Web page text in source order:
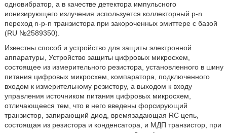
одновибратор, а в качестве детектора импульсного
ионизирующего излучения используется коллекторный р-n
переход n-p-n транзистора при закороченных эмиттере с базой
(RU №2589350).
Известны способ и устройство для защиты электронной
аппаратуры, Устройство защиты цифровых микросхем,
состоящее из измерительного резистора, установленного в шину
питания цифровых микросхем, компаратора, подключенного
входом к измерительному резистору, а выходом к входу
управления источником питания цифровых микросхем,
отличающееся тем, что в него введены форсирующий
транзистор, запирающий диод, времязадающая RC цепь,
состоящая из резистора и конденсатора, и МДП транзистор, при